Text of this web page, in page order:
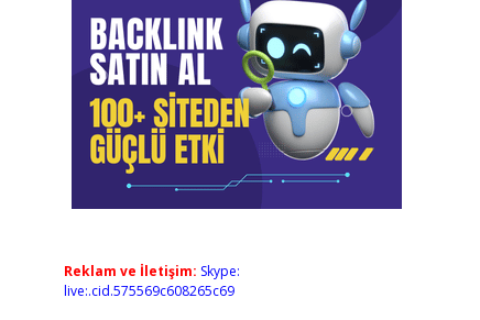
Reklam ve İletişim: Skype:
live:.cid.575569c608265c69